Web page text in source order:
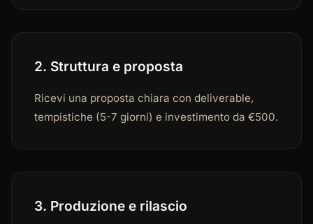
2. Struttura e proposta
Ricevi una proposta chiara con deliverable,
tempistiche (5-7 giorni) e investimento da €500.
3. Produzione e rilascio